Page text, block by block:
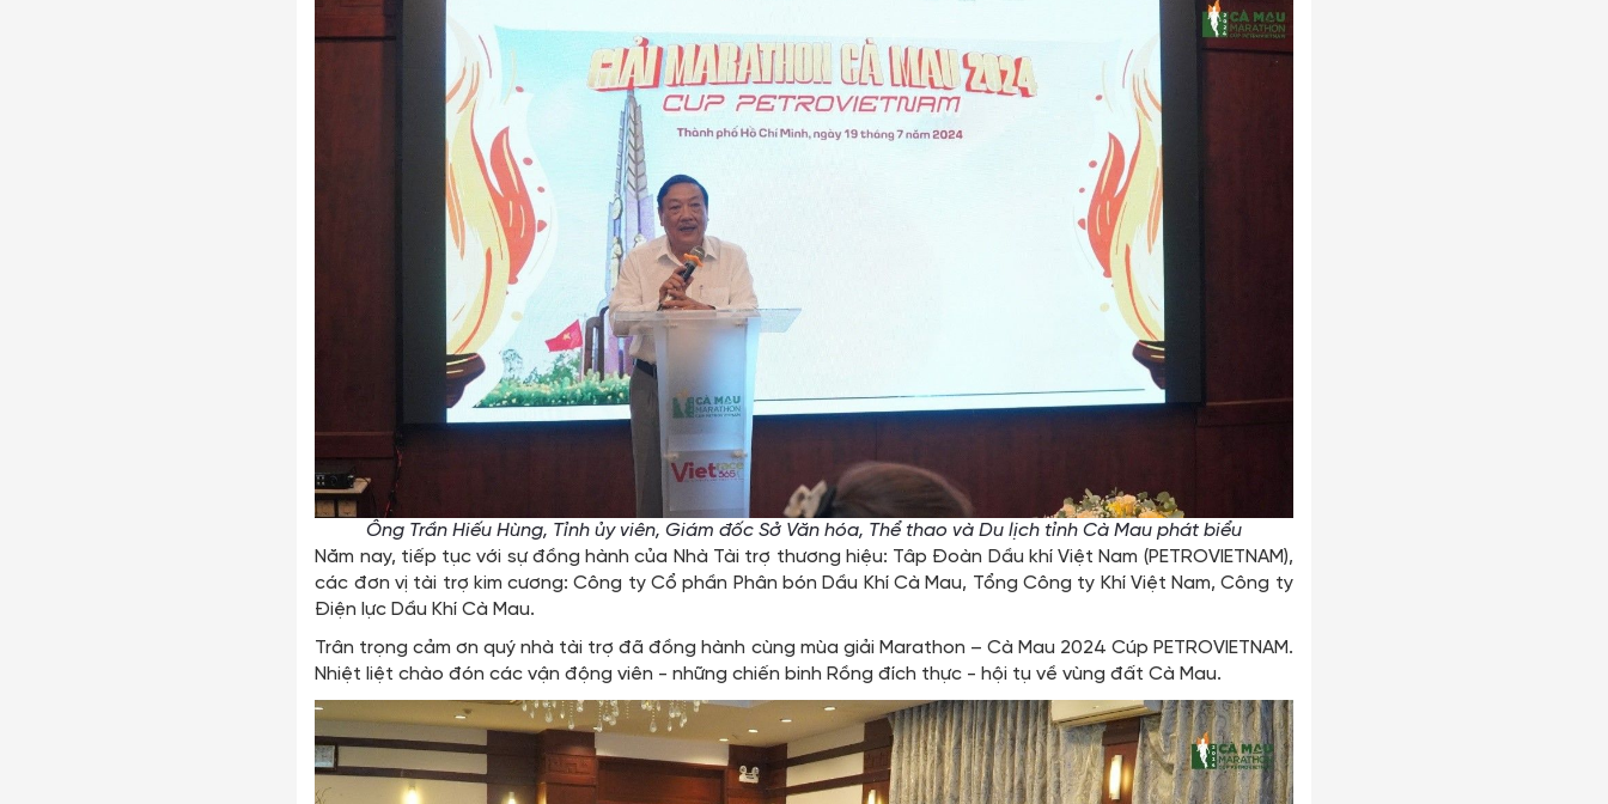
Ông Trần Hiếu Hùng, Tỉnh ủy viên, Giám đốc Sở Văn hóa, Thể thao và Du lịch tỉnh Cà Mau phát biểu
Năm nay, tiếp tục với sự đồng hành của Nhà Tài trợ thương hiệu: Tâp Đoàn Dầu khí Việt Nam (PETROVIETNAM),
các đơn vị tài trợ kim cương: Công ty Cổ phần Phân bón Dầu Khí Cà Mau, Tổng Công ty Khí Việt Nam, Công ty
Điện lực Dầu Khí Cà Mau.
Trân trọng cảm ơn quý nhà tài trợ đã đồng hành cùng mùa giải Marathon – Cà Mau 2024 Cúp PETROVIETNAM.
Nhiệt liệt chào đón các vận động viên - những chiến binh Rồng đích thực - hội tụ về vùng đất Cà Mau.